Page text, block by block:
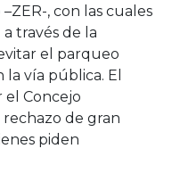
, con las cuales
través de la
el parqueo
vía pública. El
Concejo
de gran
piden